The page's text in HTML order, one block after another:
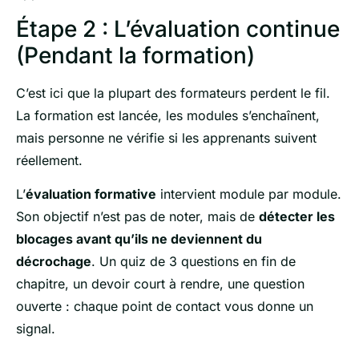
Étape 2 : L’évaluation continue
(Pendant la formation)
C’est ici que la plupart des formateurs perdent le fil.
La formation est lancée, les modules s’enchaînent,
mais personne ne vérifie si les apprenants suivent
réellement.
L’évaluation formative intervient module par module.
Son objectif n’est pas de noter, mais de détecter les
blocages avant qu’ils ne deviennent du
décrochage. Un quiz de 3 questions en fin de
chapitre, un devoir court à rendre, une question
ouverte : chaque point de contact vous donne un
signal.